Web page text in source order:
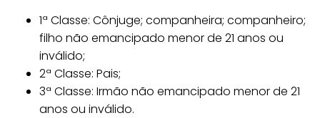
1ª Classe: Cônjuge; companheira; companheiro;
filho não emancipado menor de 21 anos ou
inválido;
2ª Classe: Pais;
3ª Classe: Irmão não emancipado menor de 21
anos ou inválido.